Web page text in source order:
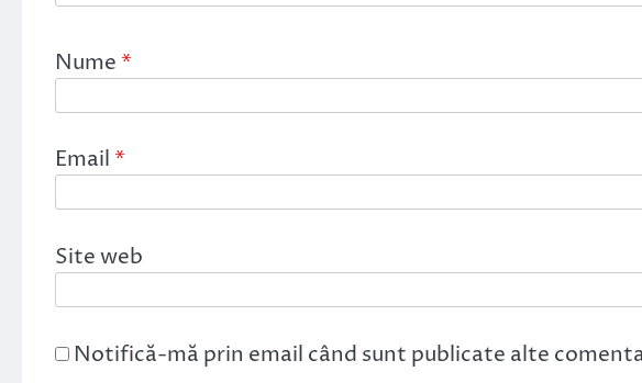
Nume *
Email *
Site web
Notifică-mă prin email când sunt publicate alte